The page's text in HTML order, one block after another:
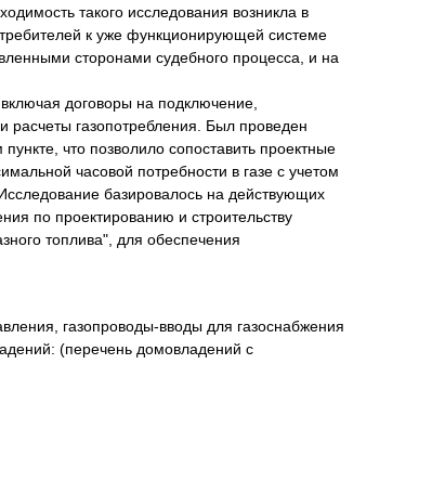
такого исследования возникла в
к уже функционирующей системе
сторонами судебного процесса, и на
договоры на подключение,
расчеты газопотребления. Был проведен
что позволило сопоставить проектные
часовой потребности в газе с учетом
базировалось на действующих
по проектированию и строительству
топлива", для обеспечения
газопроводы-вводы для газоснабжения
(перечень домовладений с